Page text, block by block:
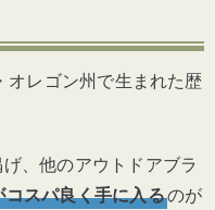
オレゴン州で生まれた歴
、他のアウトドアブラ
スパ良く手に入るのが